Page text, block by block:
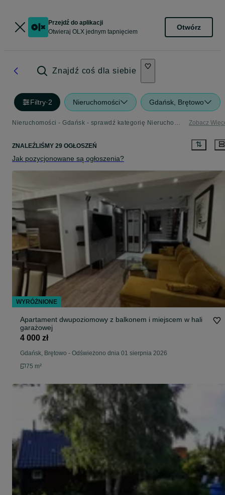
Przejdź do aplikacji
Otwieraj OLX jednym tapnięciem
Otwórz
Znajdź coś dla siebie
Filtry·2 Nieruchomości Gdańsk, Brętowo
Nieruchomości - Gdańsk - sprawdź kategorię Nieruchomości Zobacz
ZNALEŹLIŚMY 29 OGŁOSZEŃ
Jak pozycjonowane są ogłoszenia?
Apartament dwupoziomowy z balkonem i miejscem w hali
garażowej
4 000 zł
Gdańsk, Brętowo - Odświeżono dnia 01 sierpnia 2026
75 m²
WYRÓŻNIONE